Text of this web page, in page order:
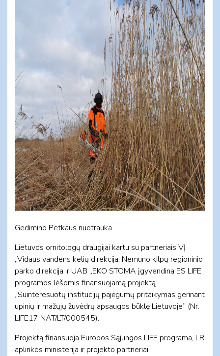
Gedimino Petkaus nuotrauka
Lietuvos ornitologų draugijai kartu su partneriais VĮ
„Vidaus vandens kelių direkcija, Nemuno kilpų regioninio
parko direkcija ir UAB „EKO STOMA įgyvendina ES LIFE
programos lėšomis finansuojamą projektą
„Suinteresuotų institucijų pajėgumų pritaikymas gerinant
upinių ir mažųjų žuvėdrų apsaugos būklę Lietuvoje“ (Nr.
LIFE17 NAT/LT/000545).
Projektą finansuoja Europos Sąjungos LIFE programa, LR
aplinkos ministerija ir projekto partneriai.